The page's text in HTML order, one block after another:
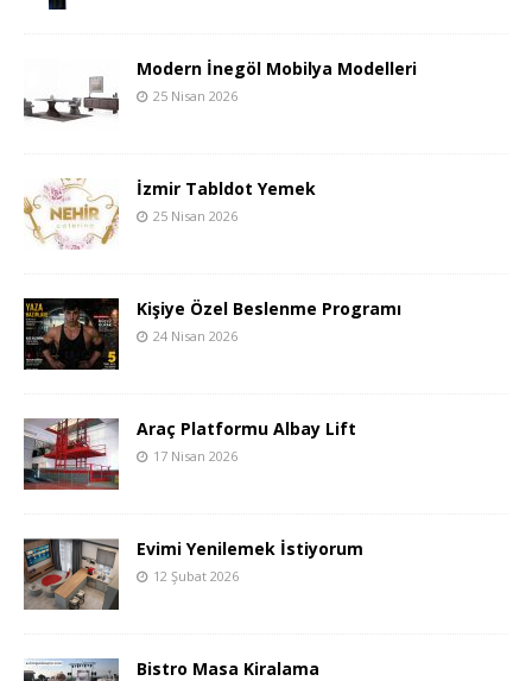
Modern İnegöl Mobilya Modelleri
25 Nisan 2026
İzmir Tabldot Yemek
25 Nisan 2026
Kişiye Özel Beslenme Programı
24 Nisan 2026
Araç Platformu Albay Lift
17 Nisan 2026
Evimi Yenilemek İstiyorum
12 Şubat 2026
Bistro Masa Kiralama